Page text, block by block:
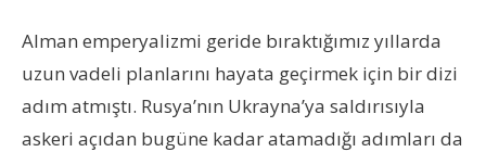
Alman emperyalizmi geride bıraktığımız yıllarda
uzun vadeli planlarını hayata geçirmek için bir dizi
adım atmıştı. Rusya’nın Ukrayna’ya saldırısıyla
askeri açıdan bugüne kadar atamadığı adımları da